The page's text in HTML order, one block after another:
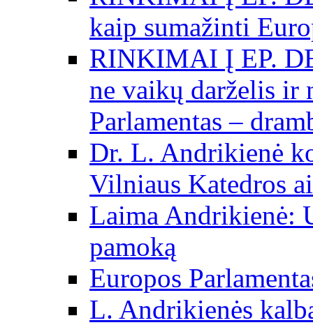
kaip sumažinti
RINKIMAI Į EP.
ne vaikų darželis ir
Parlamentas –
Dr. L. Andrikienė
Vilniaus Katedros
Laima Andrikienė:
pamoką
Europos
L. Andrikienės